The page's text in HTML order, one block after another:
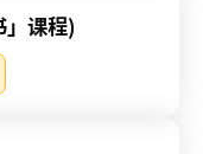
」课程)